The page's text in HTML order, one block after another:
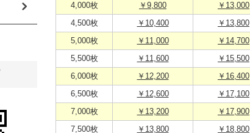
4,000枚 ￥9,800 ￥13,000
4,500枚 ￥10,400 ￥13,800
5,000枚 ￥11,000 ￥14,700
5,500枚 ￥11,600 ￥15,500
6,000枚 ￥12,200 ￥16,400
6,500枚 ￥12,600 ￥17,100
7,000枚 ￥13,200 ￥17,900
7,500枚 ￥13,800 ￥18,800